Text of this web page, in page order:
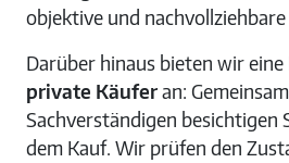
objektive und nachvollziehbare
Darüber hinaus bieten wir eine
private Käuferan:
Sachverständigen besichtigen
dem Kauf. Wir prüfen den